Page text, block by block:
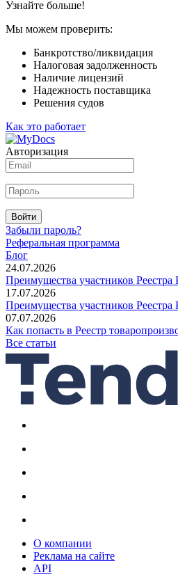
Узнайте больше!
Мы можем проверить:
Банкротство/ликвидация
Налоговая задолженность
Наличие лицензий
Надежность поставщика
Решения судов
Как это работает
Авторизация
Войти
Забыли пароль?
Реферальная программа
Блог
24.07.2026
Преимущества участников
17.07.2026
Преимущества участников
07.07.2026
Как попасть в Реестр
Все статьи
О компании
Реклама на сайте
API